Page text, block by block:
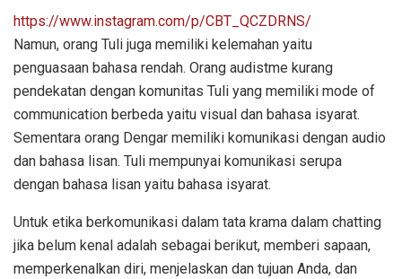
https://www.instagram.com/p/CBT_QCZDRNS/
Namun, orang Tuli juga memiliki kelemahan yaitu
penguasaan bahasa rendah. Orang audistme kurang
pendekatan dengan komunitas Tuli yang memiliki mode of
communication berbeda yaitu visual dan bahasa isyarat.
Sementara orang Dengar memiliki komunikasi dengan audio
dan bahasa lisan. Tuli mempunyai komunikasi serupa
dengan bahasa lisan yaitu bahasa isyarat.
Untuk etika berkomunikasi dalam tata krama dalam chatting
jika belum kenal adalah sebagai berikut, memberi sapaan,
memperkenalkan diri, menjelaskan dan tujuan Anda, dan